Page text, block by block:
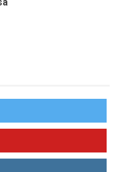
jura como
ÚLTIMA HORA
y sin paralizarse